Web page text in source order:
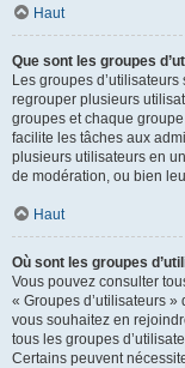
Haut
Que sont les groupes
Les groupes
regrouper plusieurs
groupes et chaque
facilite les tâches aux
plusieurs utilisateurs en
de modération, ou bien
Haut
Où sont les groupes
Vous pouvez consulter
« Groupes d’utilisateurs
vous souhaitez en
tous les groupes
Certains peuvent